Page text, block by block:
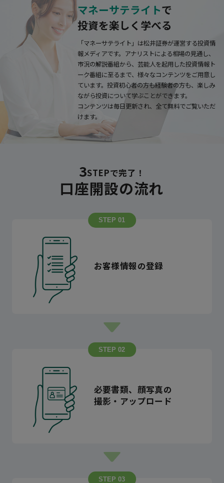
マネーサテライトで
投資を楽しく学べる
「マネーサテライト」は松井証券が運営する投資情
報メディアです。アナリストによる相場の見通し、
市況の解説番組から、芸能人を起用した投資情報ト
ーク番組に至るまで、様々なコンテンツをご用意し
ています。投資初心者の方も経験者の方も、楽しみ
ながら投資について学ぶことができます。
コンテンツは毎日更新され、全て無料でご覧いただ
けます。
3STEPで完了！
口座開設の流れ
STEP 01
お客様情報の登録
STEP 02
必要書類、顔写真の
撮影・アップロード
STEP 03